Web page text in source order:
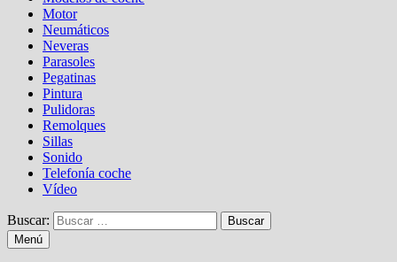
Motor
Neumáticos
Neveras
Parasoles
Pegatinas
Pintura
Pulidoras
Remolques
Sillas
Sonido
Telefonía coche
Vídeo
Buscar:
Menú